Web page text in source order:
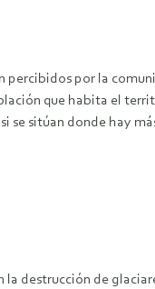
percibidos por la
que habita el
se sitúan donde hay
la destrucción de